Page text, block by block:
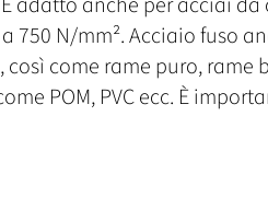
750 N/mm². Acciaio fuso
come rame puro, rame
POM, PVC ecc. È